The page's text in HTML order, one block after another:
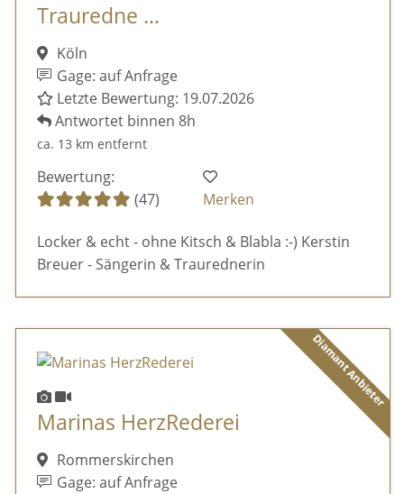
Trauredne ...
Köln
Gage: auf Anfrage
Letzte Bewertung: 19.07.2026
Antwortet binnen 8h
ca. 13 km entfernt
Bewertung:
(47)
Merken
Locker & echt - ohne Kitsch & Blabla :-) Kerstin
Breuer - Sängerin & Traurednerin
Diamant Anbieter
Marinas HerzRederei
Rommerskirchen
Gage: auf Anfrage